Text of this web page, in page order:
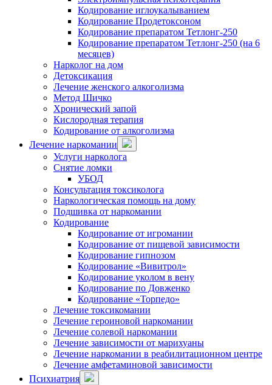
Кодирование иглоукалыванием
Кодирование Продетоксоном
Кодирование препаратом Тетлонг-250
Кодирование препаратом Тетлонг-250 (на 6
месяцев)
Нарколог на дом
Детоксикация
Лечение женского алкоголизма
Метод Шичко
Хронический запой
Кислородная терапия
Кодирование от алкоголизма
Лечение наркомании
Услуги нарколога
Снятие ломки
УБОД
Консультация токсиколога
Наркологическая помощь на дому
Подшивка от наркомании
Кодирование
Кодирование от игромании
Кодирование от пищевой зависимости
Кодирование гипнозом
Кодирование «Вивитрол»
Кодирование уколом в вену
Кодирование по Довженко
Кодирование «Торпедо»
Лечение токсикомании
Лечение героиновой наркомании
Лечение солевой наркомании
Лечение зависимости от марихуаны
Лечение наркомании в реабилитационном центре
Лечение амфетаминовой зависимости
Психиатрия